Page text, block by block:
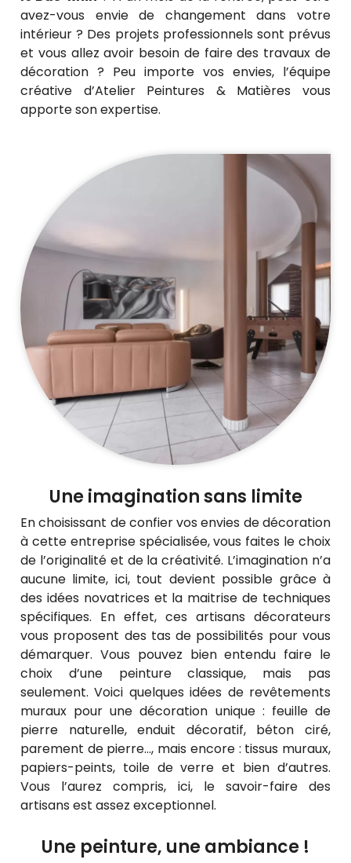
avez-vous envie de changement dans votre
intérieur ? Des projets professionnels sont prévus
et vous allez avoir besoin de faire des travaux de
décoration ? Peu importe vos envies, l’équipe
créative d’Atelier Peintures & Matières vous
apporte son expertise.
Une imagination sans limite
En choisissant de confier vos envies de décoration
à cette entreprise spécialisée, vous faites le choix
de l’originalité et de la créativité. L’imagination n’a
aucune limite, ici, tout devient possible grâce à
des idées novatrices et la maitrise de techniques
spécifiques. En effet, ces artisans décorateurs
vous proposent des tas de possibilités pour vous
démarquer. Vous pouvez bien entendu faire le
choix d’une peinture classique, mais pas
seulement. Voici quelques idées de revêtements
muraux pour une décoration unique : feuille de
pierre naturelle, enduit décoratif, béton ciré,
parement de pierre…, mais encore : tissus muraux,
papiers-peints, toile de verre et bien d’autres.
Vous l’aurez compris, ici, le savoir-faire des
artisans est assez exceptionnel.
Une peinture, une ambiance !